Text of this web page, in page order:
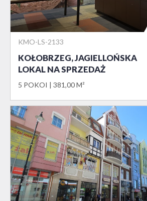
KMO-LS-2133
KOŁOBRZEG, JAGIELLOŃSKA
LOKAL NA SPRZEDAŻ
5 POKOI 381,00 M²